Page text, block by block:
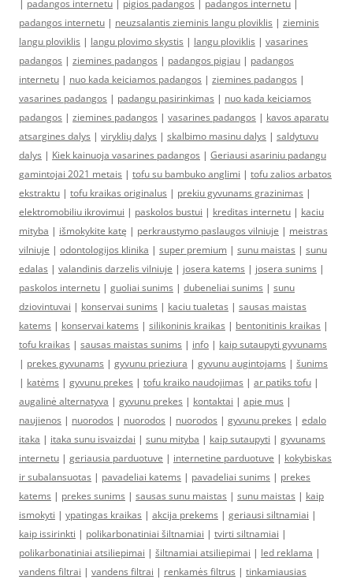
| padangos internetu | pigios padangos | padangos internetu |
padangos internetu | neuzsalantis zieminis langu ploviklis | zieminis
langu ploviklis | langu plovimo skystis | langu ploviklis | vasarines
padangos | ziemines padangos | padangos pigiau | padangos
internetu | nuo kada keiciamos padangos | ziemines padangos |
vasarines padangos | padangu pasirinkimas | nuo kada keiciamos
padangos | ziemines padangos | vasarines padangos | kavos aparatu
atsargines dalys | viryklių dalys | skalbimo masinu dalys | saldytuvu
dalys | Kiek kainuoja vasarines padangos | Geriausi asariniu padangu
gamintojai 2021 metais | tofu su bambuko anglimi | tofu zalios arbatos
ekstraktu | tofu kraikas originalus | prekiu gyvunams grazinimas |
elektromobiliu ikrovimui | paskolos bustui | kreditas internetu | kaciu
mityba | išmokykite katę | perkraustymo paslaugos vilniuje | meistras
vilniuje | odontologijos klinika | super premium | sunu maistas | sunu
edalas | valandinis darzelis vilniuje | josera katems | josera sunims |
paskolos internetu | guoliai sunims | dubeneliai sunims | sunu
dziovintuvai | konservai sunims | kaciu tualetas | sausas maistas
katems | konservai katems | silikoninis kraikas | bentonitinis kraikas |
tofu kraikas | sausas maistas sunims | info | kaip sutaupyti gyvunams
| prekes gyvunams | gyvunu prieziura | gyvunu augintojams | šunims
| katėms | gyvunu prekes | tofu kraiko naudojimas | ar patiks tofu |
augalinė alternatyva | gyvunu prekes | kontaktai | apie mus |
naujienos | nuorodos | nuorodos | nuorodos | gyvunu prekes | edalo
itaka | itaka sunu isvaizdai | sunu mityba | kaip sutaupyti | gyvunams
internetu | geriausia parduotuve | internetine parduotuve | kokybiskas
ir subalansuotas | pavadeliai katems | pavadeliai sunims | prekes
katems | prekes sunims | sausas sunu maistas | sunu maistas | kaip
ismokyti | ypatingas kraikas | akcija prekems | geriausi siltnamiai |
kaip issirinkti | polikarbonatiniai šiltnamiai | tvirti siltnamiai |
polikarbonatiniai atsiliepimai | šiltnamiai atsiliepimai | led reklama |
vandens filtrai | vandens filtrai | renkamės filtrus | tinkamiausias